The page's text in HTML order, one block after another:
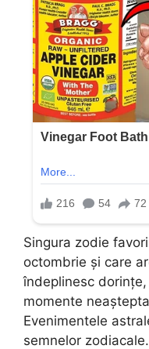
Singura zodie
octombrie și care
îndeplinesc
momente
Evenimentele
semnelor zodiacale.